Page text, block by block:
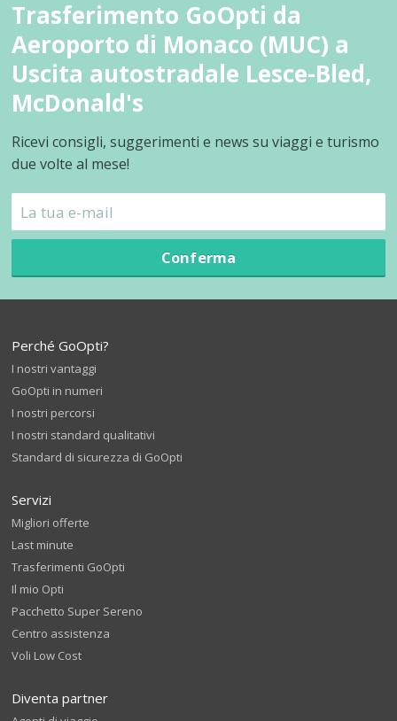
Trasferimento GoOpti da
Aeroporto di Monaco (MUC) a
Uscita autostradale Lesce-Bled,
McDonald's
Ricevi consigli, suggerimenti e news su viaggi e turismo
due volte al mese!
Conferma
Perché GoOpti?
I nostri vantaggi
GoOpti in numeri
I nostri percorsi
I nostri standard qualitativi
Standard di sicurezza di GoOpti
Servizi
Migliori offerte
Last minute
Trasferimenti GoOpti
Il mio Opti
Pacchetto Super Sereno
Centro assistenza
Voli Low Cost
Diventa partner